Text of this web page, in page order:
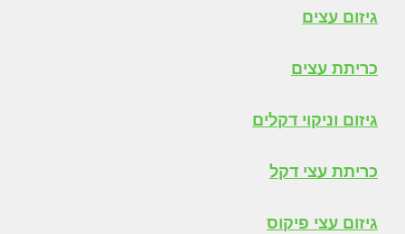
גיזום עצים
כריתת עצים
גיזום וניקוי דקלים
כריתת עצי דקל
גיזום עצי פיקוס